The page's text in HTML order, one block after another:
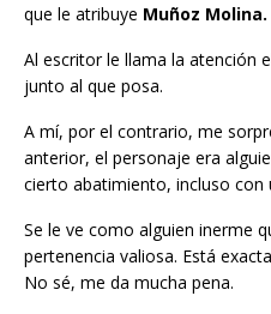
que le atribuye Muñoz Molina.
Al escritor le llama la atención
junto al que posa.
A mí, por el contrario, me
anterior, el personaje era
cierto abatimiento, incluso con
Se le ve como alguien inerme
pertenencia valiosa. Está
No sé, me da mucha pena.